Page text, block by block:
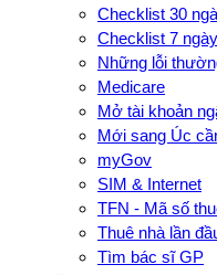
Checklist 30
Checklist 7
Những lỗi
Medicare
Mở tài khoản
Mới sang Úc
myGov
SIM & Internet
TFN - Mã số
Thuê nhà lần
Tìm bác sĩ GP